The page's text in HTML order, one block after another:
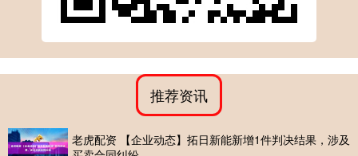
推荐资讯
老虎配资 【企业动态】拓日新能新增1件判决结果，涉及